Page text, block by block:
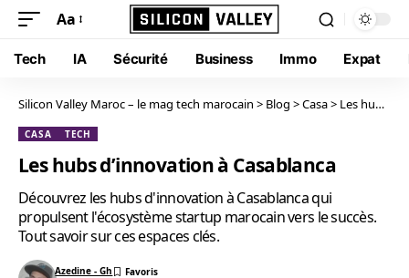
Aa
Tech IA Sécurité Business Immo Expat
Silicon Valley Maroc – le mag tech marocain > Blog >Casa> Les hubs d’innovation à Casablanca
CASA TECH
Les hubs d’innovation à Casablanca
Découvrez les hubs d'innovation à Casablanca qui
propulsent l'écosystème startup marocain vers le succès.
Tout savoir sur ces espaces clés.
Azedine - Gh